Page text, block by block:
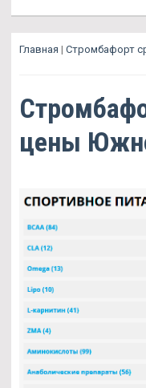
Главная | Стромбафорт
цены